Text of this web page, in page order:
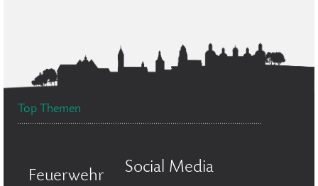
Top Themen
Feuerwehr Social Media